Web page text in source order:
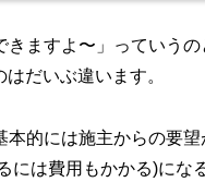
きますよ〜」っていうの
だいぶ違います。
本的には施主からの要望
には費用もかかる)にな